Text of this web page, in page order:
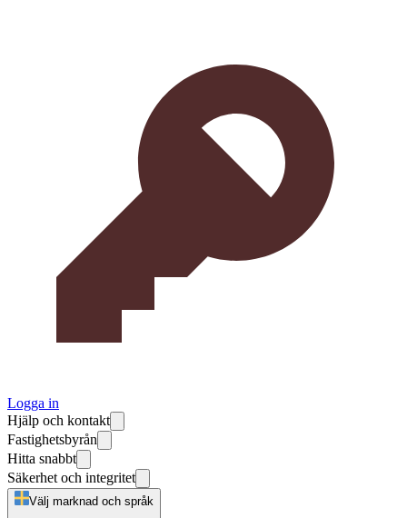
Logga in
Hjälp och kontakt
Fastighetsbyrån
Hitta snabbt
Säkerhet och integritet
Välj marknad och språk